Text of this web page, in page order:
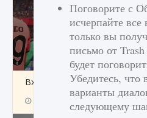
Входят ли «Милан» и
9 августа 2024
Поговорите с
исчерпайте
только вы
письмо от
будет
Убедитесь, что
варианты
следующему